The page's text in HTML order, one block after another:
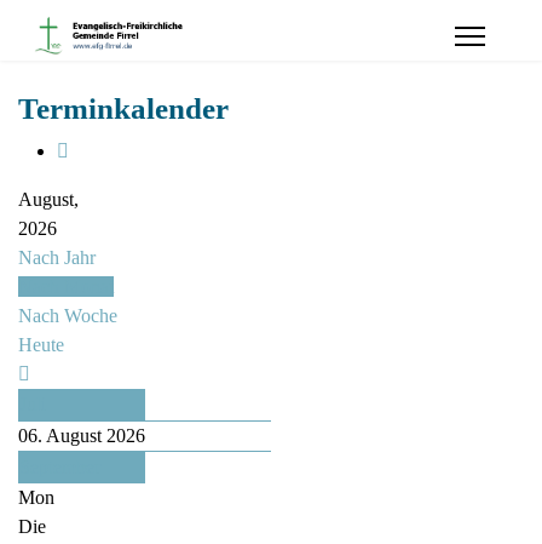
Terminkalender
August,
2026
Nach Jahr
Nach Woche
Heute
06. August 2026
Mon
Die